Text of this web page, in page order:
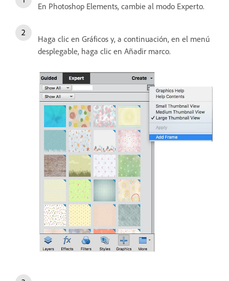
En Photoshop Elements, cambie al modo Experto.
Haga clic en Gráficos y, a continuación, en el menú
desplegable, haga clic en Añadir marco.